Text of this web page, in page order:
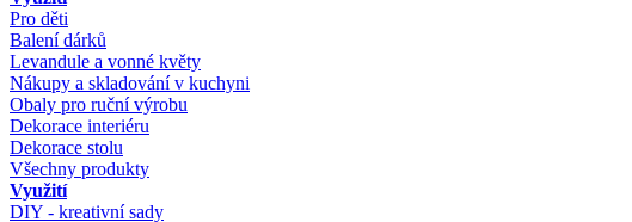
Pro děti
Balení dárků
Levandule a vonné květy
Nákupy a skladování v kuchyni
Obaly pro ruční výrobu
Dekorace interiéru
Dekorace stolu
Všechny produkty
Využití
DIY - kreativní sady